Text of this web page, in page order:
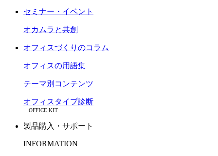
セミナー・イベント
オカムラと共創
オフィスづくりのコラム
オフィスの用語集
テーマ別コンテンツ
オフィスタイプ診断
OFFICE KIT
製品購入・サポート
INFORMATION